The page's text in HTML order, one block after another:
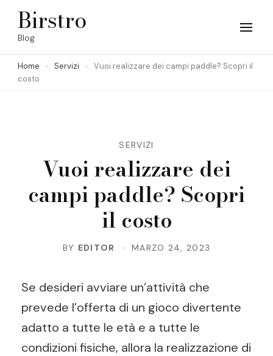
Skip
(Press
Birstro
Blog
Home Servizi
Vuoi realizzare dei campi paddle? Scopri il
costo
SERVIZI
Vuoi realizzare dei
campi paddle? Scopri
il costo
BY EDITOR MARZO 24, 2023
Se desideri avviare un’attività che
prevede l’offerta di un gioco divertente
adatto a tutte le età e a tutte le
condizioni fisiche, allora la realizzazione di